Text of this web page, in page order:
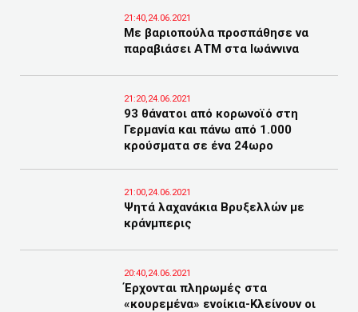
21:40,24.06.2021
Με βαριοπούλα προσπάθησε να
παραβιάσει ΑΤΜ στα Ιωάννινα
21:20,24.06.2021
93 θάνατοι από κορωνοϊό στη
Γερμανία και πάνω από 1.000
κρούσματα σε ένα 24ωρο
21:00,24.06.2021
Ψητά λαχανάκια Βρυξελλών με
κράνμπερις
20:40,24.06.2021
Έρχονται πληρωμές στα
«κουρεμένα» ενοίκια-Κλείνουν οι